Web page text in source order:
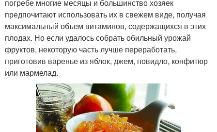
погребе многие месяцы и большинство хозяек
предпочитают использовать их в свежем виде, получая
максимальный объем витаминов, содержащихся в этих
плодах. Но если удалось собрать обильный урожай
фруктов, некоторую часть лучше переработать,
приготовив варенье из яблок, джем, повидло, конфитюр
или мармелад.